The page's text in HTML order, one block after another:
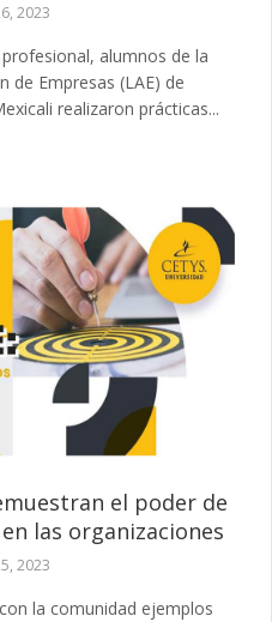
2023
alumnos de la
de Empresas (LAE) de
realizaron prácticas...
el poder de
las organizaciones
2023
la comunidad ejemplos